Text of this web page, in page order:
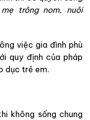
trông nom, nuôi
việc gia đình phù
quy định của pháp
dục trẻ em.
không sống chung